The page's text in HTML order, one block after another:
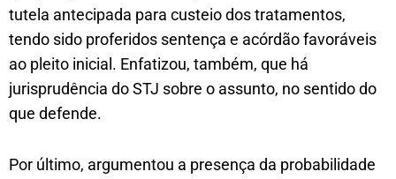
tutela antecipada para custeio dos tratamentos,
tendo sido proferidos sentença e acórdão favoráveis
ao pleito inicial. Enfatizou, também, que há
jurisprudência do STJ sobre o assunto, no sentido do
que defende.
Por último, argumentou a presença da probabilidade